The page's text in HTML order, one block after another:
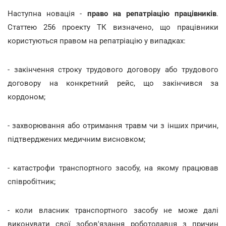
Наступна новація - право на репатріацію працівників.
Статтею 256 проекту ТК визначено, що працівники
користуються правом на репатріацію у випадках:
- закінчення строку трудового договору або трудового
договору на конкретний рейс, що закінчився за
кордоном;
- захворювання або отримання травм чи з інших причин,
підтверджених медичним висновком;
- катастрофи транспортного засобу, на якому працював
співробітник;
- коли власник транспортного засобу не може далі
виконувати свої зобов'язання роботодавця з причин